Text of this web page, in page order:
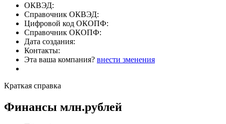
ОКВЭД:
Справочник ОКВЭД:
Цифровой код ОКОПФ:
Справочник ОКОПФ:
Дата создания:
Контакты:
Эта ваша компания? внести зменения
Краткая справка
Финансы млн.рублей